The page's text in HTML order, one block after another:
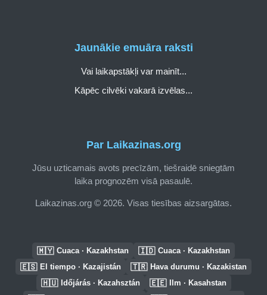
Par Laikazinas.org
Jūsu uzticamais avots precīzām, tiešraidē sniegtām
laika prognozēm visā pasaulē.
Laikazinas.org © 2026. Visas tiesības aizsargātas.
Jaunākie emuāra raksti
Vai laikapstākļi var mainīt...
Kāpēc cilvēki vakarā izvēlas...
🇲🇾 Cuaca · Kazakhstan 🇮🇩 Cuaca · Kazakhstan
🇪🇸 El tiempo · Kazajistán 🇹🇷 Hava durumu · Kazakistan
🇭🇺 Időjárás · Kazahsztán 🇪🇪 Ilm · Kasahstan